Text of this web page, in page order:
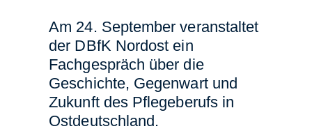
Am 24. September veranstaltet
der DBfK Nordost ein
Fachgespräch über die
Geschichte, Gegenwart und
Zukunft des Pflegeberufs in
Ostdeutschland.